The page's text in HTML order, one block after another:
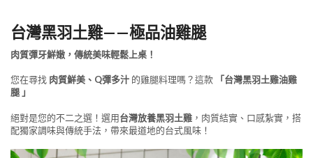
台灣黑羽土雞——極品油雞腿
肉質彈牙鮮嫩，傳統美味輕鬆上桌！
您在尋找 肉質鮮美、Q彈多汁 的雞腿料理嗎？這款
「台灣黑羽土雞油雞
腿 」
絕對是您的不二之選！選用台灣放養黑羽土雞 ，肉質結實、口感紮實，搭
配獨家調味與傳統手法，帶來最道地的台式風味！